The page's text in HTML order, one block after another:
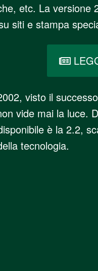
etc. La
siti e stampa
visto il
vide mai la luce.
è la 2.2,
tecnologia.